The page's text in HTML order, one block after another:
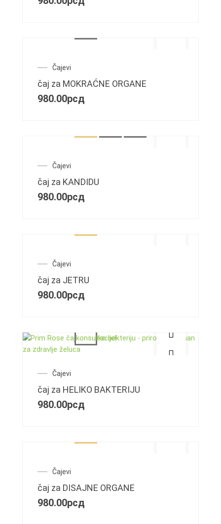
Čajevi
čaj za MOKRAĆNE ORGANE
980.00рсд
Čajevi
čaj za KANDIDU
980.00рсд
Čajevi
čaj za JETRU
980.00рсд
Čajevi
čaj za HELIKO BAKTERIJU
980.00рсд
Čajevi
čaj za DISAJNE ORGANE
980.00рсд